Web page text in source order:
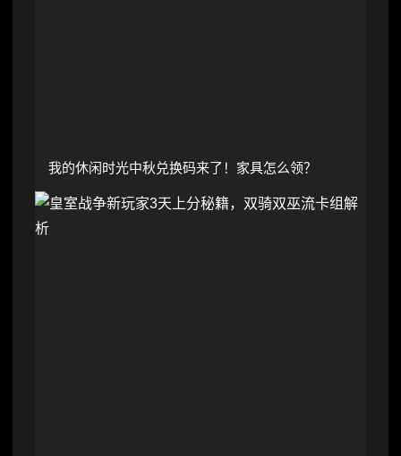
我的休闲时光中秋兑换码来了！家具怎么领？